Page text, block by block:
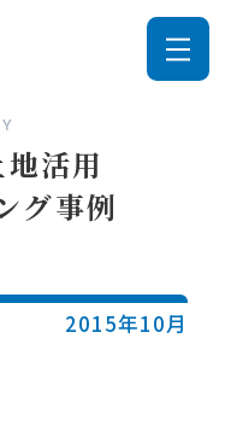
活用
グ事例
2015年10月